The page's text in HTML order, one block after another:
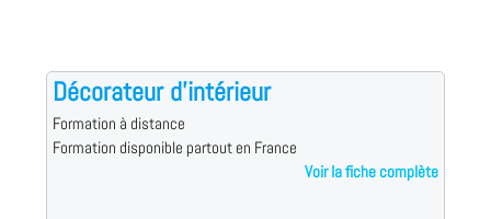
Décorateur d'intérieur
Formation à distance
Formation disponible partout en France
Voir la fiche complète